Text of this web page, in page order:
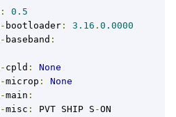
:
0.5
- bootloader : 3.16 . 0.0000
- baseband :
- cpld :
None
-microp :
None
-main :
-misc : PVT SHIP S -